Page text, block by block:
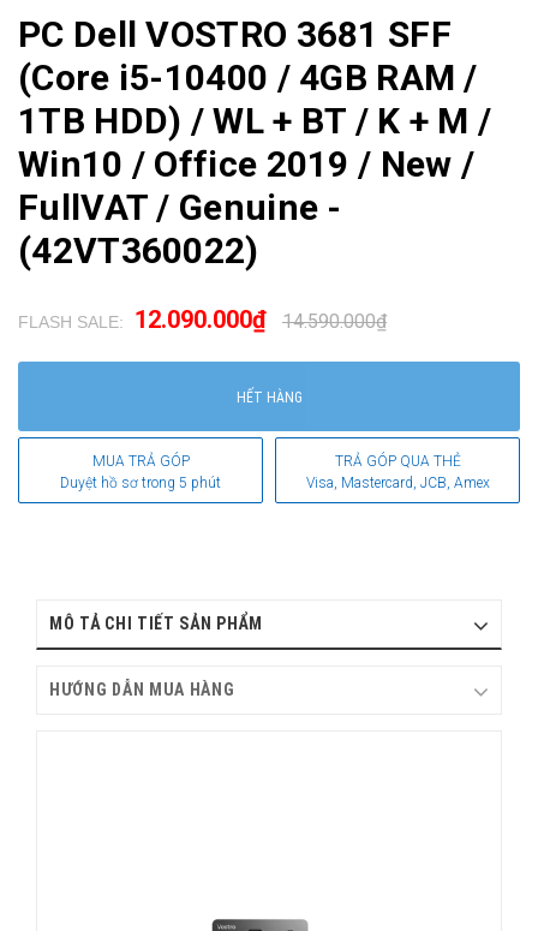
PC Dell VOSTRO 3681 SFF
(Core i5-10400 / 4GB RAM /
1TB HDD) / WL + BT / K + M /
Win10 / Office 2019 / New /
FullVAT / Genuine -
(42VT360022)
FLASH SALE: 12.090.000₫ 14.590.000₫
HẾT HÀNG
MUA TRẢ GÓP
Duyệt hồ sơ trong 5 phút
TRẢ GÓP QUA THẺ
Visa, Mastercard, JCB, Amex
MÔ TẢ CHI TIẾT SẢN PHẨM
HƯỚNG DẪN MUA HÀNG